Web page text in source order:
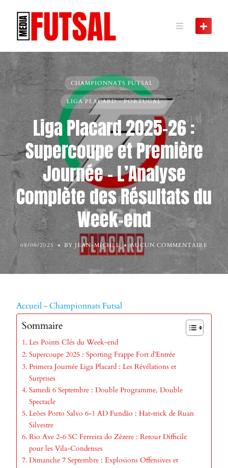
content
CHAMPIONNATS FUTSAL
LIGA PLACARD - PORTUGAL
Liga Placard 2025-26 :
Supercoupe et Première
Journée – L’Analyse
Complète des Résultats du
Week-end
08/09/2025 BY JEAN-MICHEL AUCUN COMMENTAIRE
Accueil-Championnats Futsal
Sommaire
Les Points Clés du Week-end
Supercoupe 2025 : Sporting Frappe Fort d’Entrée
Primera Journée Liga Placard : Les Révélations et
Surprises
Samedi 6 Septembre : Double Programme, Double
Spectacle
Leões Porto Salvo 6-1 AD Fundão : Hat-trick de Ruan
Silvestre
Rio Ave 2-6 SC Ferreira do Zêzere : Retour Difficile
pour les Vila-Condenses
Dimanche 7 Septembre : Explosions Offensives et